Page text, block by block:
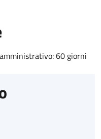
60 giorni